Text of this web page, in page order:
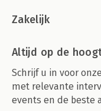
Zakelijk
Altijd op de
Schrijf u in voor
met relevante
events en de beste